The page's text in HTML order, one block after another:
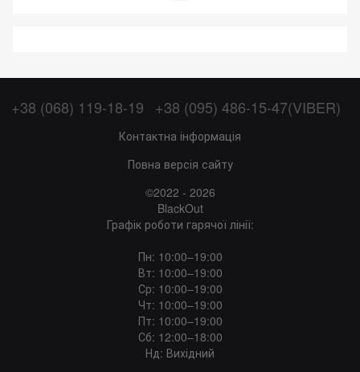
+38 (068) 119-18-19 +38 (095) 486-15-47(VIBER)
Контактна інформація
Повна версія сайту
©2022 - 2026
BlackOut
Графік роботи гарячої лінії:
Пн: 10:00–19:00
Вт: 10:00–19:00
Ср: 10:00–19:00
Чт: 10:00–19:00
Пт: 10:00–19:00
Сб: 12:00–18:00
Нд: Вихідний